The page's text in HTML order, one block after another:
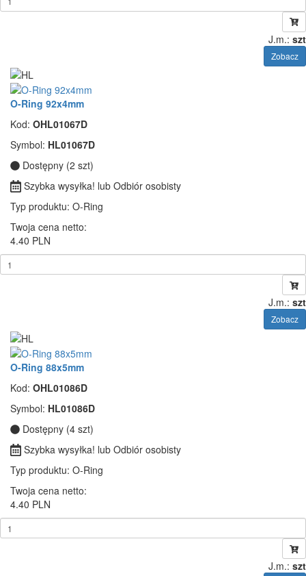
J.m.: szt
Zobacz
O-Ring 92x4mm
Kod: OHL01067D
Symbol: HL01067D
Dostępny (2 szt)
Szybka wysyłka! lub Odbiór osobisty
Typ produktu: O-Ring
Twoja cena netto:
4.40 PLN
J.m.: szt
Zobacz
O-Ring 88x5mm
Kod: OHL01086D
Symbol: HL01086D
Dostępny (4 szt)
Szybka wysyłka! lub Odbiór osobisty
Typ produktu: O-Ring
Twoja cena netto:
4.40 PLN
J.m.: szt